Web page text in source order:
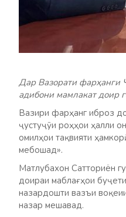
Дар Вазорати фарҳанги
адибони мамлакат доир
Вазири фарҳанг иброз
ҷустуҷӯи роҳҳои ҳалли
омилҳои тақвияти
мебошад».
Матлубахон Сатториён
доираи маблағҳои
назардошти вазъи
назар мешавад.